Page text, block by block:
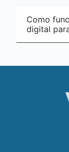
Como
digital